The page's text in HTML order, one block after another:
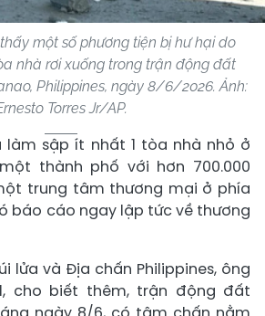
một số phương tiện bị hư hại do
nhà rơi xuống trong trận động đất
Philippines, ngày 8/6/2026. Ảnh:
Torres Jr/AP.
sập ít nhất 1 tòa nhà nhỏ ở
thành phố với hơn 700.000
trung tâm thương mại ở phía
báo cáo ngay lập tức về thương
lửa và Địa chấn Philippines, ông
cho biết thêm, trận động đất